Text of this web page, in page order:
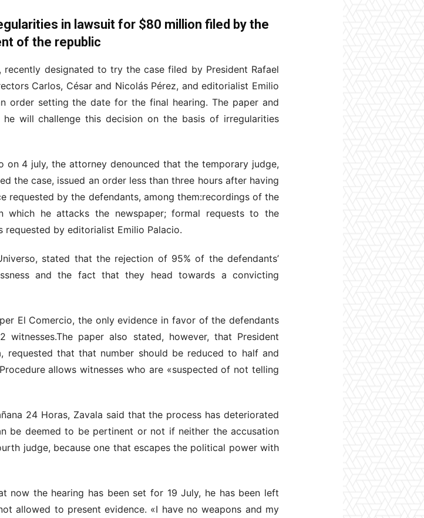
in lawsuit for $80 million filed by the
of the republic
recently designated to try the case filed by President Rafael
Carlos, César and Nicolás Pérez, and editorialist Emilio
order setting the date for the final hearing. The paper and
he will challenge this decision on the basis of irregularities
on 4 july, the attorney denounced that the temporary judge,
the case, issued an order less than three hours after having
requested by the defendants, among them:recordings of the
which he attacks the newspaper; formal requests to the
requested by editorialist Emilio Palacio.
stated that the rejection of 95% of the defendants’
and the fact that they head towards a convicting
El Comercio, the only evidence in favor of the defendants
paper also stated, however, that President
requested that that number should be reduced to half and
allows witnesses who are «suspected of not telling
24 Horas, Zavala said that the process has deteriorated
be deemed to be pertinent or not if neither the accusation
judge, because one that escapes the political power with
now the hearing has been set for 19 July, he has been left
allowed to present evidence. «I have no weapons and my